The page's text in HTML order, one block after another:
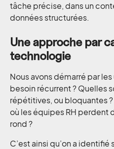
tâche précise, dans un
données structurées.
Une approche par
technologie
Nous avons démarré par
besoin récurrent ? Quelles
répétitives, ou bloquantes
où les équipes RH perdent
rond ?
C’est ainsi qu’on a